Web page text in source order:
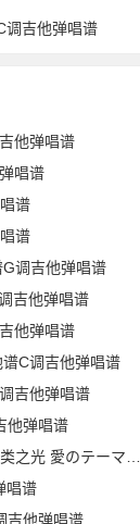
调吉他弹唱谱
他弹唱谱
唱谱
谱
谱
调吉他弹唱谱
吉他弹唱谱
他弹唱谱
C调吉他弹唱谱
吉他弹唱谱
他弹唱谱
吉他谱D调吉他指弹独奏谱
唱谱
吉他弹唱谱